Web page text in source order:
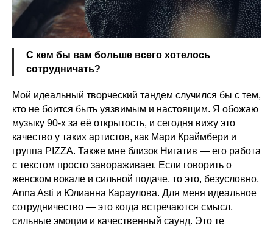
С кем бы вам больше всего хотелось
сотрудничать?
Мой идеальный творческий тандем случился бы с тем,
кто не боится быть уязвимым и настоящим. Я обожаю
музыку 90-х за её открытость, и сегодня вижу это
качество у таких артистов, как Мари Краймбери и
группа PIZZA. Также мне близок Нигатив — его работа
с текстом просто завораживает. Если говорить о
женском вокале и сильной подаче, то это, безусловно,
Anna Asti и Юлианна Караулова. Для меня идеальное
сотрудничество — это когда встречаются смысл,
сильные эмоции и качественный саунд. Это те